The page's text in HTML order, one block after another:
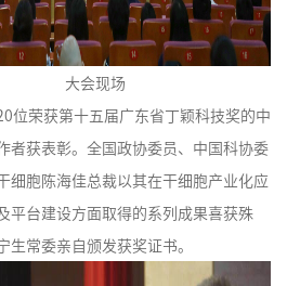
大会现场
位荣获第十五届广东省丁颖科技奖的中
者获表彰。全国政协委员、中国科协委
细胞陈海佳总裁以其在干细胞产业化应
平台建设方面取得的系列成果喜获殊
生常委亲自颁发获奖证书。